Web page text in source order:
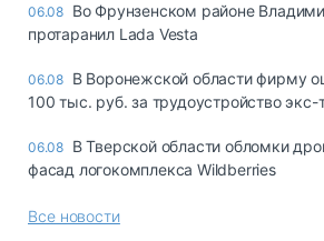
06.08 Во Фрунзенском районе
протаранил Lada Vesta
06.08 В Воронежской области фирму
100 тыс. руб. за трудоустройство
06.08 В Тверской области обломки
фасад логокомплекса Wildberries
Все новости